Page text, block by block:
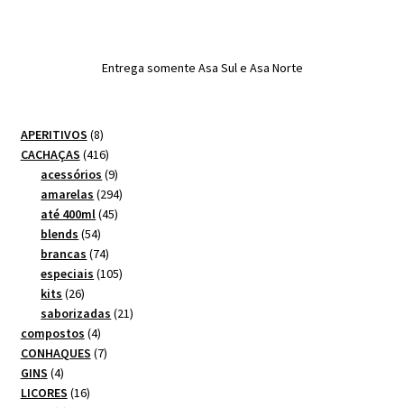
Entrega somente Asa Sul e Asa Norte
APERITIVOS 88
produtos
CACHAÇAS 416416
produtos
acessórios 99
produtos
amarelas 294294
até 400ml 4545
blends 5454
produtos
brancas 7474
produtos
especiais 105105
kits 2626
produtos
saborizadas 2121
compostos 44
produtos
CONHAQUES 77
GINS 44
produtos
LICORES 1616